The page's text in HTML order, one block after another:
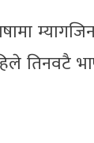
तिनवटै